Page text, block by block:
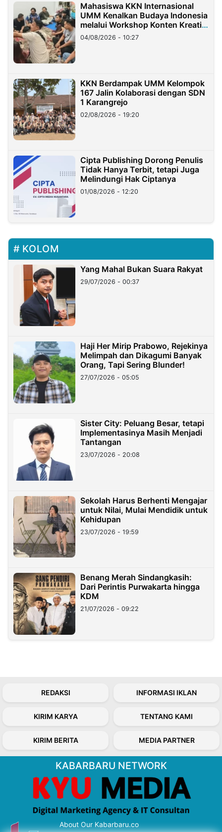
Mahasiswa KKN Internasional
UMM Kenalkan Budaya Indonesia
melalui Workshop Konten Kreatif
di Taiwan
04/08/2026 - 10:27
KKN Berdampak UMM Kelompok
167 Jalin Kolaborasi dengan SDN
1 Karangrejo
02/08/2026 - 19:20
Cipta Publishing Dorong Penulis
Tidak Hanya Terbit, tetapi Juga
Melindungi Hak Ciptanya
01/08/2026 - 12:20
KOLOM
Yang Mahal Bukan Suara Rakyat
29/07/2026 - 00:37
Haji Her Mirip Prabowo, Rejekinya
Melimpah dan Dikagumi Banyak
Orang, Tapi Sering Blunder!
27/07/2026 - 05:05
Sister City: Peluang Besar, tetapi
Implementasinya Masih Menjadi
Tantangan
23/07/2026 - 20:08
Sekolah Harus Berhenti Mengajar
untuk Nilai, Mulai Mendidik untuk
Kehidupan
23/07/2026 - 19:59
Benang Merah Sindangkasih:
Dari Perintis Purwakarta hingga
KDM
21/07/2026 - 09:22
REDAKSI INFORMASI IKLAN
KIRIM KARYA TENTANG KAMI
KIRIM BERITA MEDIA PARTNER
KABARBARU NETWORK
About Our Kabarbaru.co